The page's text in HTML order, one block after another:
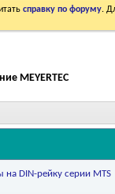
справку по форуму.
MEYERTEC
DIN-рейку серии MTS